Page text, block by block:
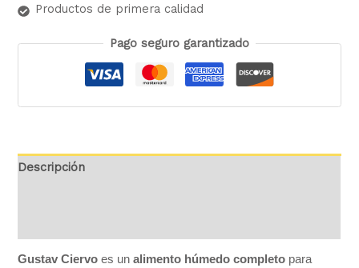
Productos de primera calidad
Pago seguro garantizado
Descripción
Gustav Ciervo es un alimento húmedo completo para